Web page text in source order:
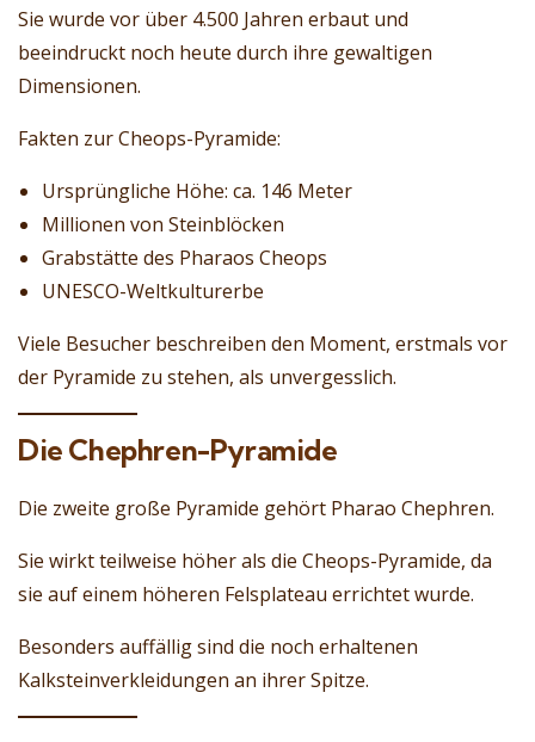
Sie wurde vor über 4.500 Jahren erbaut und
beeindruckt noch heute durch ihre gewaltigen
Dimensionen.
Fakten zur Cheops-Pyramide:
Ursprüngliche Höhe: ca. 146 Meter
Millionen von Steinblöcken
Grabstätte des Pharaos Cheops
UNESCO-Weltkulturerbe
Viele Besucher beschreiben den Moment, erstmals vor
der Pyramide zu stehen, als unvergesslich.
Die Chephren-Pyramide
Die zweite große Pyramide gehört Pharao Chephren.
Sie wirkt teilweise höher als die Cheops-Pyramide, da
sie auf einem höheren Felsplateau errichtet wurde.
Besonders auffällig sind die noch erhaltenen
Kalksteinverkleidungen an ihrer Spitze.